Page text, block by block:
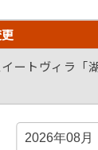
な時間が流れ
ビスのオリジ
を眺め、心行
はおよそ100本
ートヴィラ「